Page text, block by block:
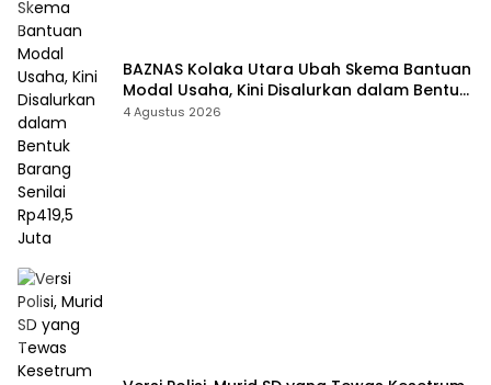
BAZNAS Kolaka Utara Ubah Skema Bantuan
Modal Usaha, Kini Disalurkan dalam Bentuk
Barang Senilai Rp419,5 Juta
4 Agustus 2026